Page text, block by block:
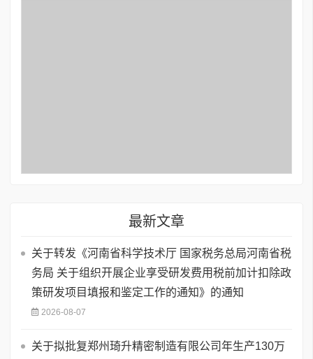
最新文章
关于转发《河南省科学技术厅 国家税务总局河南省税
务局 关于组织开展企业享受研发费用税前加计扣除政
策研发项目填报和鉴定工作的通知》的通知
2026-08-07
关于拟批复郑州琦升精密制造有限公司年生产130万